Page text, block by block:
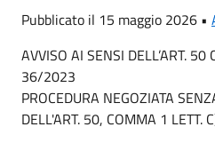
Pubblicato il 15 maggio 2026 •
AVVISO AI SENSI DELL’ART.
36/2023
PROCEDURA NEGOZIATA
DELL'ART. 50, COMMA 1 LETT.